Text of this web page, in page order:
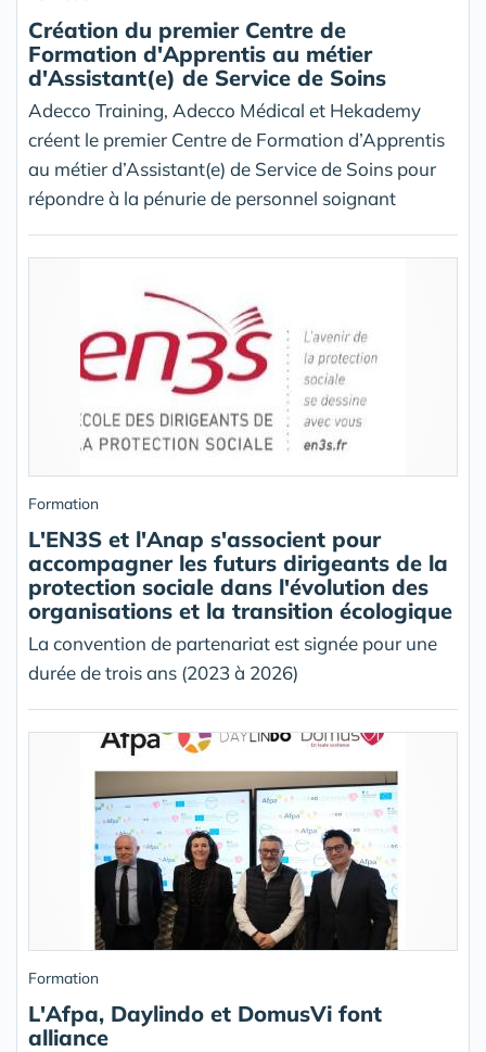
Création du premier Centre de
Formation d'Apprentis au métier
d'Assistant(e) de Service de Soins
Adecco Training, Adecco Médical et Hekademy
créent le premier Centre de Formation d’Apprentis
au métier d’Assistant(e) de Service de Soins pour
répondre à la pénurie de personnel soignant
Formation
L'EN3S et l'Anap s'associent pour
accompagner les futurs dirigeants de la
protection sociale dans l'évolution des
organisations et la transition écologique
La convention de partenariat est signée pour une
durée de trois ans (2023 à 2026)
Formation
L'Afpa, Daylindo et DomusVi font
alliance